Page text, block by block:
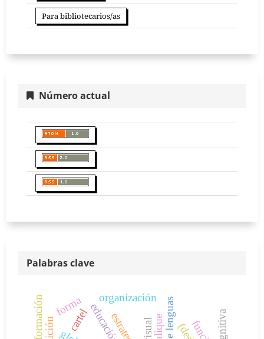
Para bibliotecarios/as
Número actual
Palabras clave
cartel
organización
forma
información